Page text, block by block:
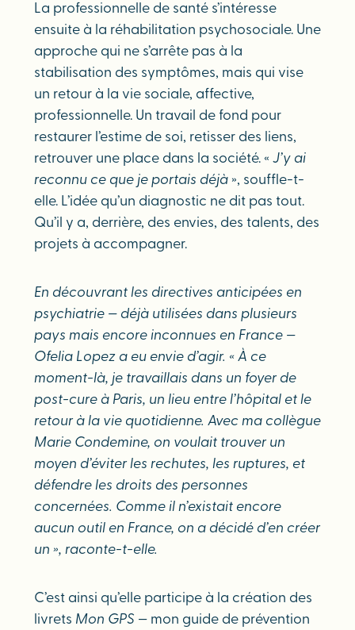
La professionnelle de santé s’intéresse
ensuite à la réhabilitation psychosociale. Une
approche qui ne s’arrête pas à la
stabilisation des symptômes, mais qui vise
un retour à la vie sociale, affective,
professionnelle. Un travail de fond pour
restaurer l’estime de soi, retisser des liens,
retrouver une place dans la société. « J’y ai
reconnu ce que je portais déjà», souffle-t-
elle. L’idée qu’un diagnostic ne dit pas tout.
Qu’il y a, derrière, des envies, des talents, des
projets à accompagner.
En découvrant les directives anticipées en
psychiatrie — déjà utilisées dans plusieurs
pays mais encore inconnues en France —
Ofelia Lopez a eu envie d’agir. « À ce
moment-là, je travaillais dans un foyer de
post-cure à Paris, un lieu entre l’hôpital et le
retour à la vie quotidienne. Avec ma collègue
Marie Condemine, on voulait trouver un
moyen d’éviter les rechutes, les ruptures, et
défendre les droits des personnes
concernées. Comme il n’existait encore
aucun outil en France, on a décidé d’en créer
un », raconte-t-elle.
C’est ainsi qu’elle participe à la création des
livrets Mon GPS — mon guide de prévention